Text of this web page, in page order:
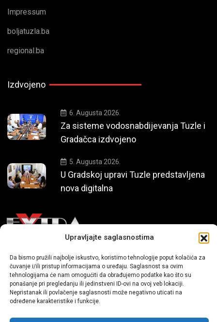
Upravljajte saglasnostima
Da bismo pružili najbolje iskustvo, koristimo tehnologije poput kolačića za
čuvanje i/ili pristup informacijama o uređaju. Saglasnost sa ovim
tehnologijama će nam omogućiti da obrađujemo podatke kao što su
ponašanje pri pregledanju ili jedinstveni ID-ovi na ovoj veb lokaciji.
Nepristanak ili povlačenje saglasnosti može negativno uticati na
određene karakteristike i funkcije.
Impressum
boljatuzla.ba
regional.ba
Izdvojeno
6. Augusta 2026.
Za sisteme vodosnabdijevanja Tuzle i
Gradačca izdvojeno
5. Augusta 2026.
U Gradskoj upravi Tuzle predstavljena
nova digitalna
Mi smo moderni portal zabavnog karaktera koji donosi vijesti i
priče iz života, svijeta showbiza, lifestyle-a i popularne kulture.